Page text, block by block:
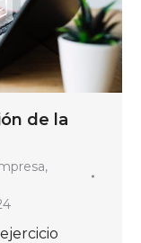
de la
,